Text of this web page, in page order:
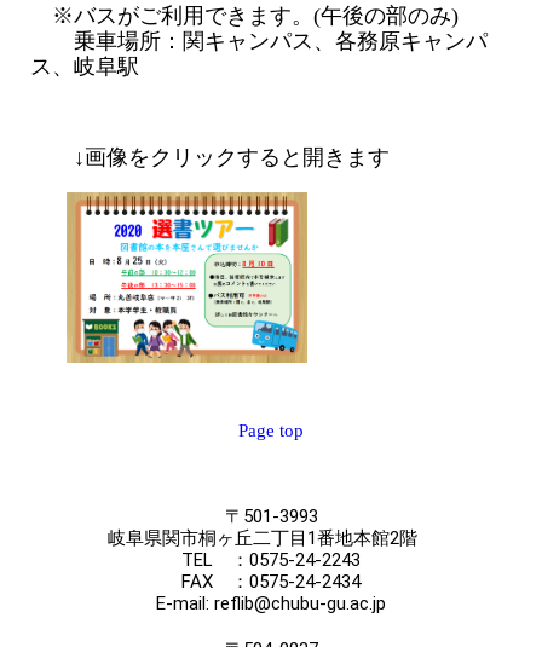
※バスがご利用できます。(午後の部のみ)
乗車場所：関キャンパス、各務原キャンパ
ス、岐阜駅
↓画像をクリックすると開きます
Page top
〒501-3993
岐阜県関市桐ヶ丘二丁目1番地本館2階
TEL ：0575-24-2243
FAX ：0575-24-2434
E-mail: reflib@chubu-gu.ac.jp